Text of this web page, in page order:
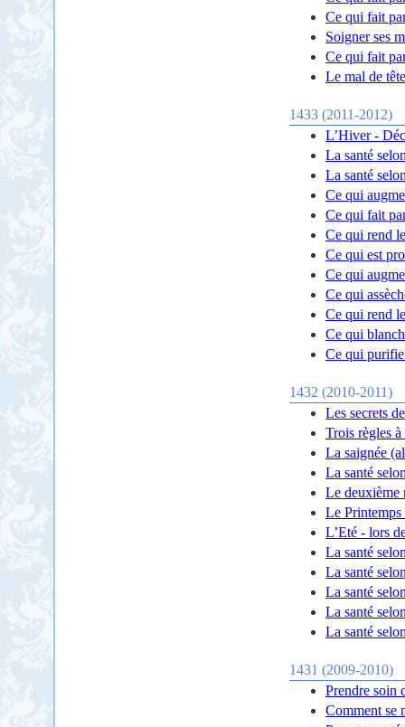
Ce qui fait
Soigner ses
Ce qui fait
Le mal de
1433 (2011-2012)
L’Hiver -
La santé
La santé
Ce qui
Ce qui fait
Ce qui rend
Ce qui est
Ce qui
Ce qui
Ce qui rend
Ce qui
Ce qui
1432 (2010-2011)
Les secrets
Trois règles
La saignée
La santé
Le deuxième
Le
L’Eté - lors
La santé
La santé
La santé
La santé
La santé
1431 (2009-2010)
Prendre soin
Comment se